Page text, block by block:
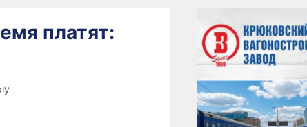
платят: